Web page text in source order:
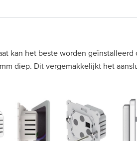
kan het beste worden geïnstalleerd
diep. Dit vergemakkelijkt het